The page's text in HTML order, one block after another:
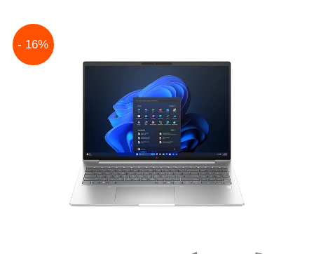
- 16%
price
was:
$12,701.00.
price